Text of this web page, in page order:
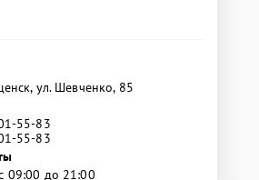
ул. Шевченко, 85
55-83
55-83
09:00 до 21:00